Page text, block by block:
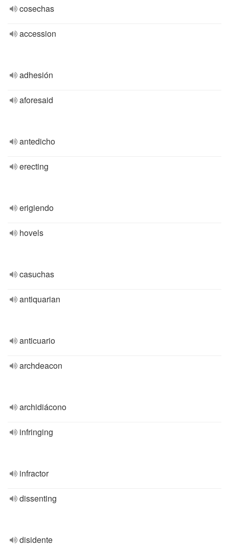
cosechas
accession
adhesión
aforesaid
antedicho
erecting
erigiendo
hovels
casuchas
antiquarian
anticuario
archdeacon
archidiácono
infringing
infractor
dissenting
disidente